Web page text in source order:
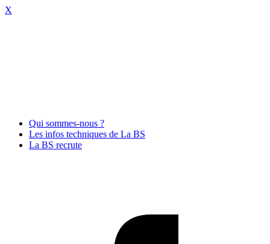
X
Qui sommes-nous ?
Les infos techniques de La BS
La BS recrute